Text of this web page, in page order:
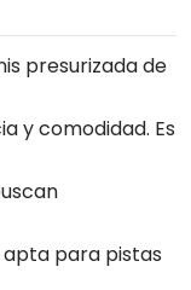
presurizada de
y comodidad. Es
para pistas